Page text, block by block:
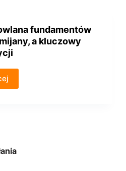
fundamentów
a kluczowy